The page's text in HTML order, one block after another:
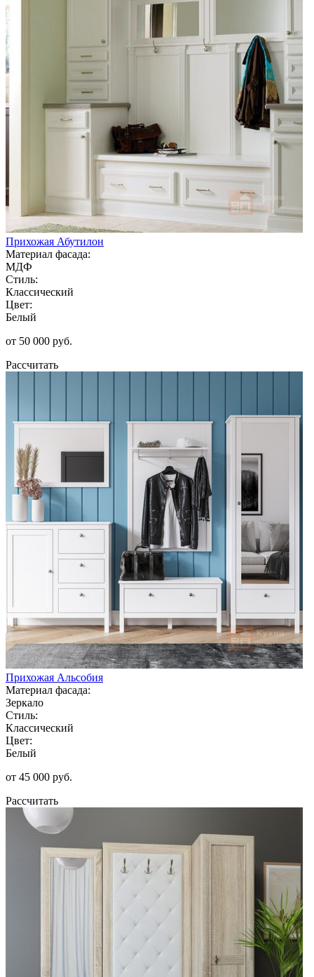
Прихожая Абутилон
Материал фасада:
МДФ
Стиль:
Классический
Цвет:
Белый
от 50 000 руб.
Рассчитать
Прихожая Альсобия
Материал фасада:
Зеркало
Стиль:
Классический
Цвет:
Белый
от 45 000 руб.
Рассчитать